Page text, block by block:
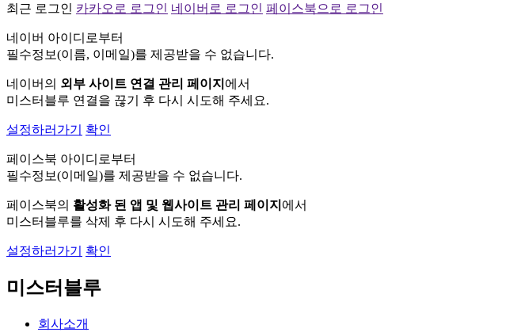
최근 로그인 카카오로 로그인 네이버로 로그인 페이스북으로 로그인
네이버 아이디로부터
필수정보(이름, 이메일)를 제공받을 수 없습니다.
네이버의 외부 사이트 연결 관리 페이지 에서
미스터블루 연결을 끊기 후 다시 시도해 주세요.
설정하러가기 확인
페이스북 아이디로부터
필수정보(이메일)를 제공받을 수 없습니다.
페이스북의 활성화 된 앱 및 웹사이트 관리 페이지 에서
미스터블루를 삭제 후 다시 시도해 주세요.
설정하러가기 확인
미스터블루
회사소개